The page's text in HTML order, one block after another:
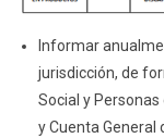
Informar
jurisdicción, de
Social y
y Cuenta General